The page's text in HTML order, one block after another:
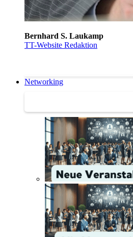
Bernhard S. Laukamp
TT-Website Redaktion
Networking